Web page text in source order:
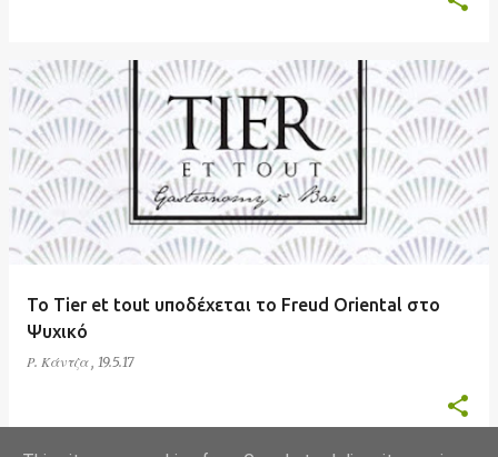
Το Tier et tout υποδέχεται το Freud Oriental στο
Ψυχικό
Ρ. Κάντζα , 19.5.17